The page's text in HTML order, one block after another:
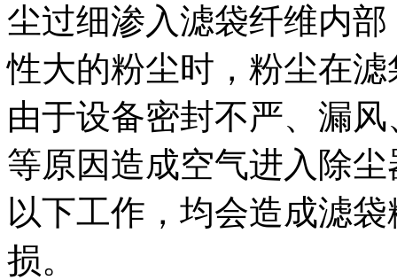
尘过细渗入滤袋纤维内
性大的粉尘时，粉尘在
由于设备密封不严、漏
等原因造成空气进入除
以下工作，均会造成滤
损。